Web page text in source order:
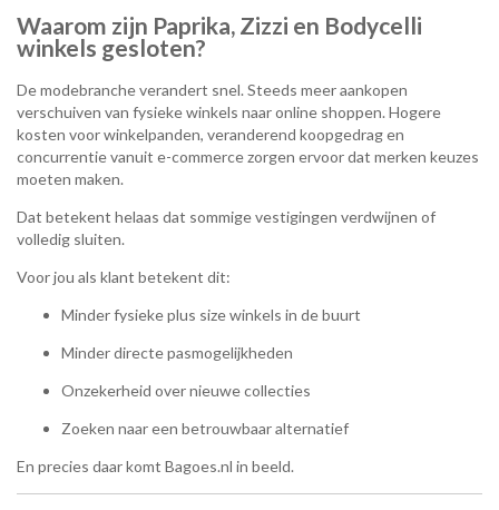
Waarom zijn Paprika, Zizzi en Bodycelli
winkels gesloten?
De modebranche verandert snel. Steeds meer aankopen
verschuiven van fysieke winkels naar online shoppen. Hogere
kosten voor winkelpanden, veranderend koopgedrag en
concurrentie vanuit e-commerce zorgen ervoor dat merken keuzes
moeten maken.
Dat betekent helaas dat sommige vestigingen verdwijnen of
volledig sluiten.
Voor jou als klant betekent dit:
Minder fysieke plus size winkels in de buurt
Minder directe pasmogelijkheden
Onzekerheid over nieuwe collecties
Zoeken naar een betrouwbaar alternatief
En precies daar komt Bagoes.nl in beeld.